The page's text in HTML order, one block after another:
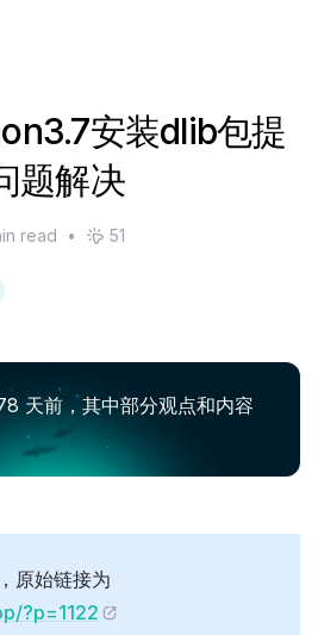
安装dlib包提
题解决
read • 51
天前，其中部分观点和内容
原始链接为
?p=1122